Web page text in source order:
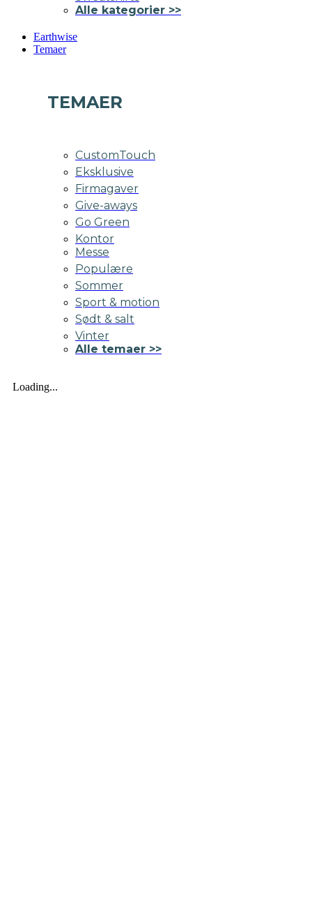
Alle kategorier >>
Earthwise
Temaer
TEMAER
CustomTouch
Eksklusive
Firmagaver
Give-aways
Go Green
Kontor
Messe
Populære
Sommer
Sport & motion
Sødt & salt
Vinter
Alle temaer >>
Loading...